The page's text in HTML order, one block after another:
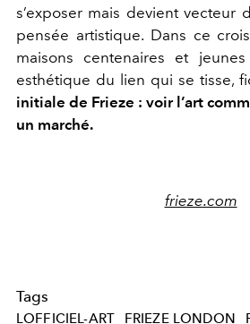
s’exposer mais devient vecteur
pensée artistique. Dans ce
maisons centenaires et jeunes
esthétique du lien qui se tisse,
initiale de Frieze : voir l’art
un marché.
frieze.com
Tags
LOFFICIEL-ART FRIEZE LONDON